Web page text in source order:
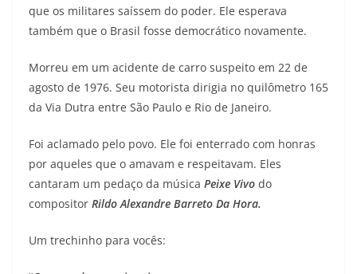
que os militares saíssem do poder. Ele esperava
também que o Brasil fosse democrático novamente.
Morreu em um acidente de carro suspeito em 22 de
agosto de 1976. Seu motorista dirigia no quilômetro 165
da Via Dutra entre São Paulo e Rio de Janeiro.
Foi aclamado pelo povo. Ele foi enterrado com honras
por aqueles que o amavam e respeitavam. Eles
cantaram um pedaço da música Peixe Vivo do
compositor Rildo Alexandre Barreto Da Hora.
Um trechinho para vocês: